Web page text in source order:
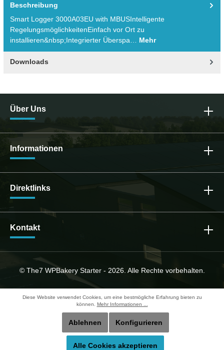
Beschreibung
Smart Logger 3000A03EU with MBUSIntelligente
RegelungsmöglichkeitenEinfach vor Ort zu
installieren&nbsp;Integrierter Überspa… Mehr
Downloads
Über Uns
Informationen
Direktlinks
Kontakt
© The7 WPBakery Starter - 2026. Alle Rechte vorbehalten.
Diese Website verwendet Cookies, um eine bestmögliche Erfahrung bieten zu
können. Mehr Informationen ...
Ablehnen Konfigurieren
Alle Cookies akzeptieren